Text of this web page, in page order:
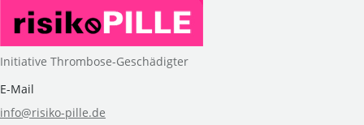
Initiative Thrombose-Geschädigter
E-Mail
info@risiko-pille.de